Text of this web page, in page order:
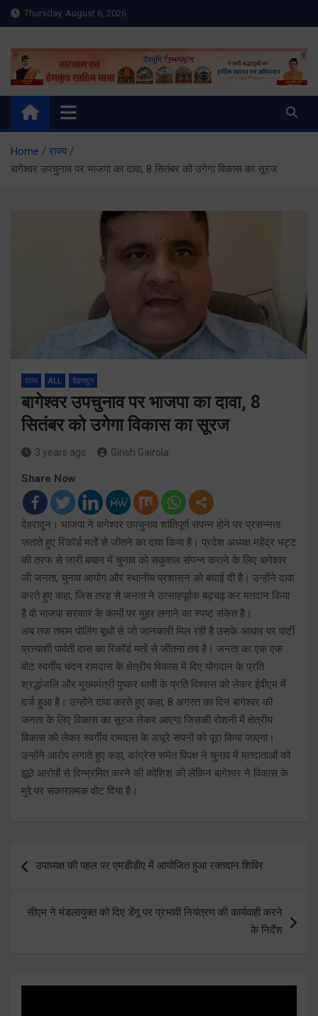
Skip
to
Thursday, August 6, 2026
Meru Raibar | Uttarakhand
News | Uttarkashi News
meruraibar.com
Home
राज्य
बागेश्वर उपचुनाव पर भाजपा का दावा, 8 सितंबर को उगेगा विकास का सूरज
राज्य ALL देहरादून
बागेश्वर उपचुनाव पर भाजपा का दावा, 8
सितंबर को उगेगा विकास का सूरज
3 years ago Girish Gairola
Share Now
देहरादून। भाजपा ने बागेश्वर उपचुनाव शांतिपूर्ण संपन्न होने पर प्रसन्नता
जताते हुए रिकॉर्ड मतों से जीतने का दावा किया है। प्रदेश अध्यक्ष महेंद्र भट्ट
की तरफ से जारी बयान में चुनाव को सकुशल संपन्न कराने के लिए बागेश्वर
जी जनता, चुनाव आयोग और स्थानीय प्रशासन को बधाई दी है। उन्होंने दावा
करते हुए कहा, जिस तरह से जनता ने उत्साहपूर्वक बढ़चढ़ कर मतदान किया
है वो भाजपा सरकार के कामों पर मुहर लगाने का स्पष्ट संकेत है।
अब तक तमाम पोलिंग बूथों से जो जानकारी मिल रही है उसके आधार पर पार्टी
प्रत्याशी पार्वती दास का रिकॉर्ड मतों से जीतना तय है। जनता का एक एक
वोट स्वर्गीय चंदन रामदास के क्षेत्रीय विकास में दिए योगदान के प्रति
श्रद्धांजलि और मुख्यमंत्री पुष्कर धामी के प्रति विश्वास को लेकर ईवीएम में
दर्ज हुआ है। उन्होंने दावा करते हुए कहा, 8 अगस्त का दिन बागेश्वर की
जनता के लिए विकास का सूरज लेकर आएगा जिसकी रोशनी में क्षेत्रीय
विकास को लेकर स्वर्गीय रामदास के अधूरे सपनों को पूरा किया जाएगा।
उन्होंने आरोप लगाते हुए कहा, कांग्रेस समेत विपक्ष ने चुनाव में मतदाताओं को
झूठे आरोपों से दिग्भ्रमित करने की कोशिश की लेकिन बागेश्वर ने विकास के
मुद्दे पर सकारात्मक वोट दिया है।
navigation
उपाध्यक्ष की पहल पर एमडीडीए में आयोजित हुआ रक्तदान शिविर
सीएम ने मंडलायुक्त को दिए डेंगू पर प्रभावी नियंत्रण की कार्यवाही करने
के निर्देश